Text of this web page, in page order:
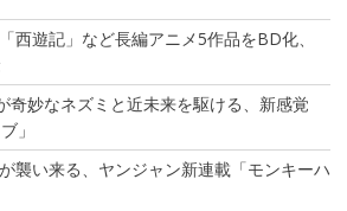
西遊記」など長編アニメ5作品をBD化、
奇妙なネズミと近未来を駆ける、新感覚
」
襲い来る、ヤンジャン新連載「モンキーハ